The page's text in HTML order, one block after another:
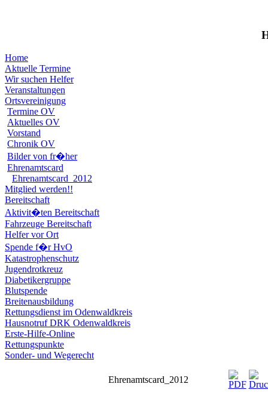
Home
Aktuelle Termine
Wir suchen Helfer
Veranstaltungen
Ortsvereinigung
Termine OV
Aktuelles OV
Vorstand
Chronik OV
Bilder von fr�her
Ehrenamtscard
Ehrenamtscard_2012
Mitglied werden!!
Bereitschaft
Aktivit�ten Bereitschaft
Fahrzeuge Bereitschaft
Helfer vor Ort
Spende f�r HvO
Katastrophenschutz
Jugendrotkreuz
Diabetikergruppe
Blutspende
Breitenausbildung
Rettungsdienst im Odenwaldkreis
Hausnotruf DRK Odenwaldkreis
Erste-Hilfe-Online
Rettungspunkte
Sonder- und Wegerecht
Ehrenamtscard_2012